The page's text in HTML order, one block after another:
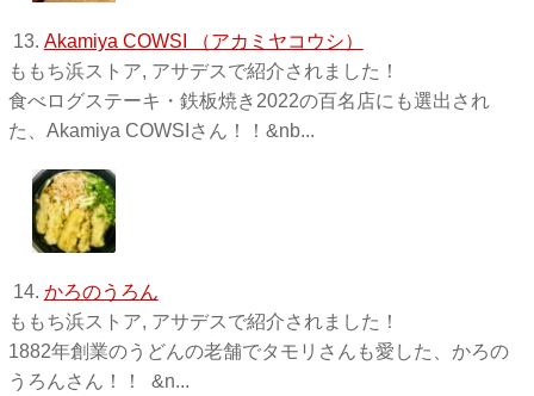
13. Akamiya COWSI （アカミヤコウシ）
ももち浜ストア, アサデスで紹介されました！
食べログステーキ・鉄板焼き2022の百名店にも選出され
た、Akamiya COWSIさん！！&nb...
14. かろのうろん
ももち浜ストア, アサデスで紹介されました！
1882年創業のうどんの老舗でタモリさんも愛した、かろの
うろんさん！！ &n...